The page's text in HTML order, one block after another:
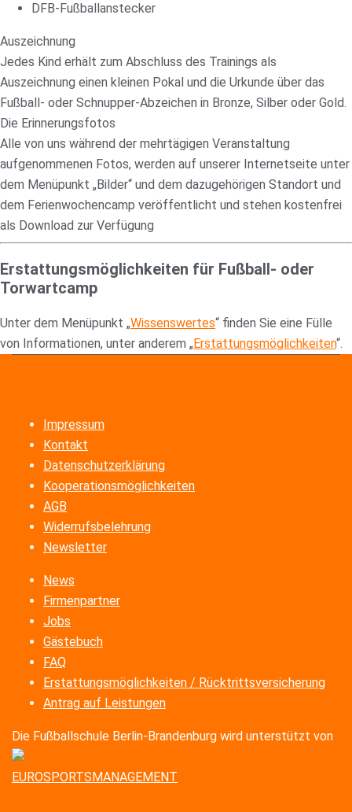
DFB-Fußballanstecker
Auszeichnung
Jedes Kind erhält zum Abschluss des Trainings als
Auszeichnung einen kleinen Pokal und die Urkunde über das
Fußball- oder Schnupper-Abzeichen in Bronze, Silber oder Gold.
Die Erinnerungsfotos
Alle von uns während der mehrtägigen Veranstaltung
aufgenommenen Fotos, werden auf unserer Internetseite unter
dem Menüpunkt „Bilder“ und dem dazugehörigen Standort und
dem Ferienwochencamp veröffentlicht und stehen kostenfrei
als Download zur Verfügung
Erstattungsmöglichkeiten für Fußball- oder
Torwartcamp
Unter dem Menüpunkt „Wissenswertes“ finden Sie eine Fülle
von Informationen, unter anderem „ Erstattungsmöglichkeiten“.
Impressum
Kontakt
Datenschutzerklärung
Kooperationsmöglichkeiten
AGB
Widerrufsbelehrung
Newsletter
News
Firmenpartner
Jobs
Gästebuch
FAQ
Erstattungsmöglichkeiten / Rücktrittsversicherung
Antrag auf Leistungen
Die Fußballschule Berlin-Brandenburg wird unterstützt von
EUROSPORTSMANAGEMENT